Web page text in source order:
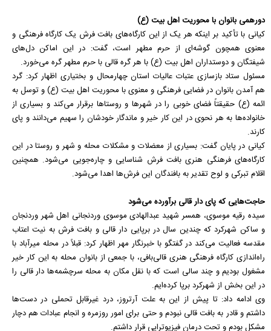
دورهمی بانوان با محوریت اهل بیت (ع)
کیانی با تأکید بر اینکه هر یک از این کارگاه‌های بافت فرش یک کارگاه فرهنگی و
معنوی همچون گوشه‌ای از حرم مطهر است، گفت: در این اماکن دل‌های
شیفتگان و دوستداران اهل بیت (ع) با هر گره قالی با حرم مطهر گره می‌خورد.
مسئول ستاد بازسازی عتبات عالیات استان چهارمحال و بختیاری اظهار کرد: گرد
هم آمدن بانوان در فضایی فرهنگی و معنوی با محوریت اهل بیت (ع) و توسل به
ائمه (ع) حقیقتاً فضای خوبی را در شهر‌ها و روستا‌ها برقرار می‌کند و بسیاری از
خانواده‌ها به هر نحوی در این کار خیر و ماندگار خودشان را سهیم می‌دانند و پای
کارند.
کیانی در پایان گفت: بسیاری از معضلات و مشکلات محله و شهر و روستا در این
کارگاه‌های فرهنگی هنری بافت فرش شناسایی و چاره‌جویی می‌شود. همچنین
اقلام تبرکی و لوح تقدیر به بافندگان این فرش‌ها اهدا می‌شود.
حاجت‌هایی که پای دار قالی برآورده می‌شود
سیده رقیه موسوی، همسر شهید عبدالهادی موسوی وردنجانی اهل شهر وردنجان
و ساکن شهرکرد که چندین سال در برپایی دار قالی و بافت فرش به نیت اعتاب
مقدسه فعالیت می‌کند در گفتگو با خبرنگار مهر اظهار کرد: قبلاً در محله میرآباد با
راه‌اندازی کارگاه فرهنگی هنری قالی‌بافی، با جمعی از بانوان محله به این کار خیر
مشغول بودیم و چند سالی است که با نقل مکان به محله سرچشمه‌ها دار قالی را
در این بخش از شهرکرد برپا کرده‌ایم.
وی ادامه داد: تا پیش از این به علت آرتروز، درد غیرقابل تحملی در دست‌ها
داشتم و قادر به بافت قالی نبودم و حتی برای امور روزمره و انجام عبادات هم دچار
مشکل بودم و تحت درمان فیزیوتراپی قرار داشتم.